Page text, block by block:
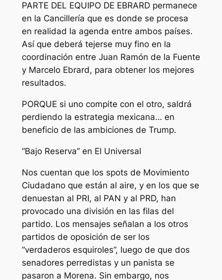
PARTE DEL EQUIPO DE EBRARD permanece
en la Cancillería que es donde se procesa
en realidad la agenda entre ambos países.
Así que deberá tejerse muy fino en la
coordinación entre Juan Ramón de la Fuente
y Marcelo Ebrard, para obtener los mejores
resultados.
PORQUE si uno compite con el otro, saldrá
perdiendo la estrategia mexicana… en
beneficio de las ambiciones de Trump.
“Bajo Reserva” en El Universal
Nos cuentan que los spots de Movimiento
Ciudadano que están al aire, y en los que se
denuestan al PRI, al PAN y al PRD, han
provocado una división en las filas del
partido. Los mensajes señalan a los otros
partidos de oposición de ser los
“verdaderos esquiroles”, luego de que dos
senadores perredistas y un panista se
pasaron a Morena. Sin embargo, nos